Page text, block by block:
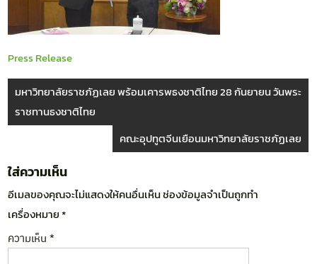
Press Release
มหาวิทยาลัยราชภัฏเลย พร้อมเคารพธงชาติไทย 28 กันยายน วันพระ
ราชทานธงชาติไทย
คณะอุปทูตจีนเยือนมหาวิทยาลัยราชภัฏเลย
ใส่ความเห็น
อีเมลของคุณจะไม่แสดงให้คนอื่นเห็นช่องข้อมูลจำเป็นถูกทำ
เครื่องหมาย*
ความเห็น*